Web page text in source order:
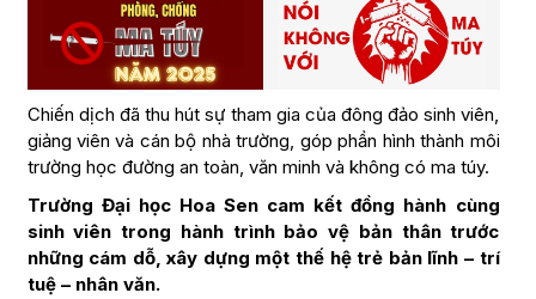
Chiến dịch đã thu hút sự tham gia của đông đảo sinh viên,
giảng viên và cán bộ nhà trường, góp phần hình thành môi
trường học đường an toàn, văn minh và không có ma túy.
Trường Đại học Hoa Sen cam kết đồng hành cùng
sinh viên trong hành trình bảo vệ bản thân trước
những cám dỗ, xây dựng một thế hệ trẻ bản lĩnh – trí
tuệ – nhân văn.